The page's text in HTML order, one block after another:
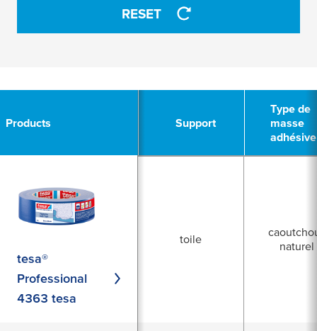
caoutchouc naturelRESET
Products Support
Type de
masse
adhésive
Products Support
Type de
masse
adhésive
tesa®
Professional
4363 tesa
toile
naturel